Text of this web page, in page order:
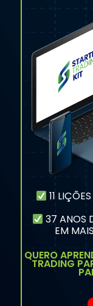
11
37 ANOS
EM
QUERO
TRADING